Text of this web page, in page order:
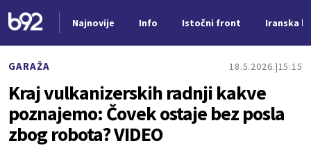
Najnovije Info Istočni front Iranska
GARAŽA 18.5.2026. 15:15
Kraj vulkanizerskih radnji kakve
poznajemo: Čovek ostaje bez posla
zbog robota? VIDEO